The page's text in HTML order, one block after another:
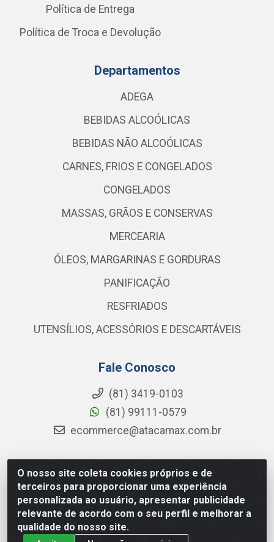
O nosso site coleta cookies próprios e de
terceiros para proporcionar uma experiência
personalizada ao usuário, apresentar publicidade
relevante de acordo com o seu perfil e melhorar a
qualidade do nosso site.
Política de Entrega
Política de Troca e Devolução
Departamentos
ADEGA
BEBIDAS ALCOÓLICAS
BEBIDAS NÃO ALCOÓLICAS
CARNES, FRIOS E CONGELADOS
CONGELADOS
MASSAS, GRÃOS E CONSERVAS
MERCEARIA
ÓLEOS, MARGARINAS E GORDURAS
PANIFICAÇÃO
RESFRIADOS
UTENSÍLIOS, ACESSÓRIOS E DESCARTÁVEIS
Fale Conosco
(81) 3419-0103
(81) 99111-0579
ecommerce@atacamax.com.br
Atacamax Importadora de Alimentos LTDA - RODOVIA
BR-101 - SUL, KM 79,60 GP E GALPAO:D - Muribeca,
Jaboatão dos Guararapes - PE, 54355-010 - CNPJ
08.305.623/0001-84